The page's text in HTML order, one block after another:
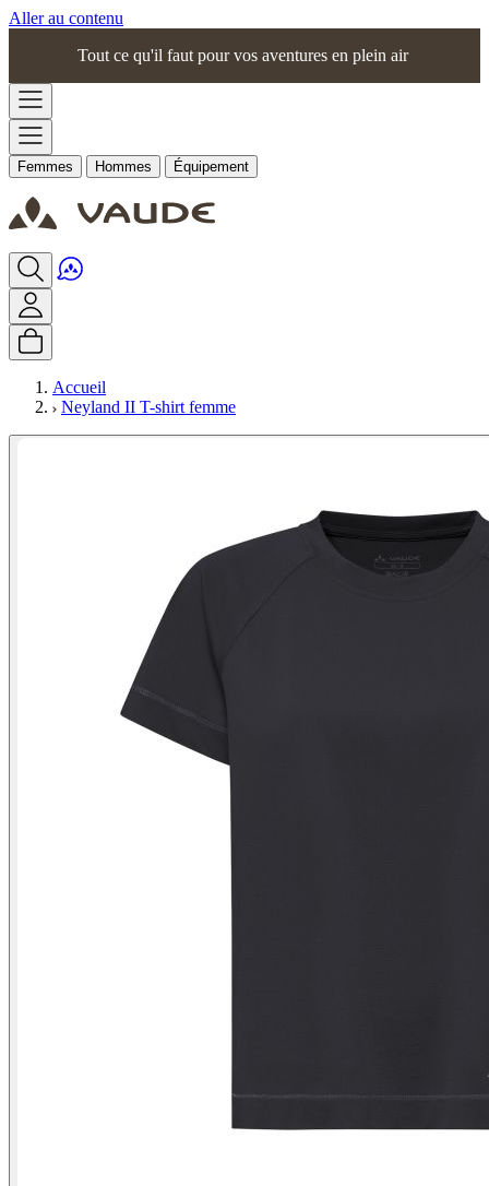
Aller au contenu
Tout ce qu'il faut pour vos aventures en plein air
Femmes Hommes Équipement
Accueil
Neyland II T-shirt femme